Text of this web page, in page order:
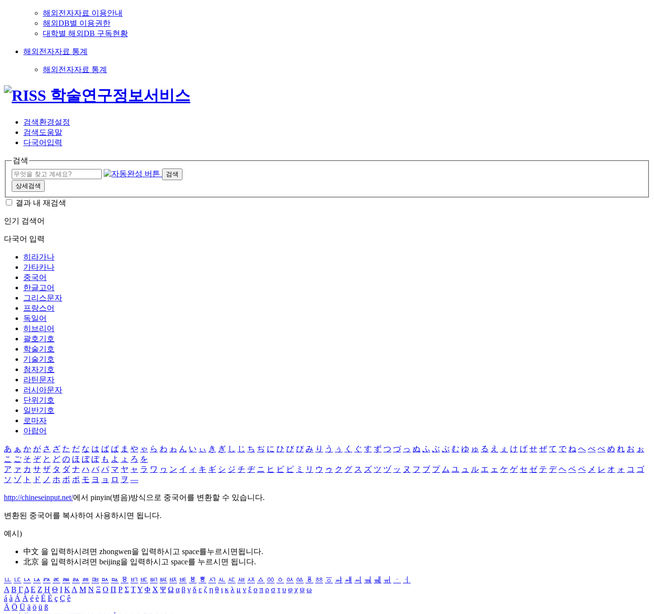
해외전자자료 이용안내
해외DB별 이용권한
대학별 해외DB 구독현황
해외전자자료 통계
해외전자자료 통계
검색환경설정
검색도움말
다국어입력
검색
검색
상세검색
결과 내 재검색
인기 검색어
다국어 입력
히라가나
가타카나
중국어
한글고어
그리스문자
프랑스어
독일어
히브리어
괄호기호
학술기호
기술기호
첨자기호
라틴문자
러시아문자
단위기호
일반기호
로마자
아랍어
あ ぁ か が さ ざ た だ な は ば ぱ ま や ゃ ら わ ゎ ん い ぃ き ぎ し じ ち ぢ に ひ び ぴ み り う ぅ く ぐ す ず つ づ っ ぬ ふ ぶ ぷ む ゆ ゅ る え ぇ け げ せ ぜ て で ね へ べ ぺ め れ お ぉ
こ ご そ ぞ と ど の ほ ぼ ぽ も よ ょ ろ を
ア ァ カ サ ザ タ ダ ナ ハ バ パ マ ヤ ャ ラ ワ ヮ ン イ ィ キ ギ シ ジ チ ヂ ニ ヒ ビ ピ ミ リ ウ ゥ ク グ ス ズ ツ ヅ ッ ヌ フ ブ プ ム ユ ュ ル エ ェ ケ ゲ セ ゼ テ デ ヘ ベ ペ メ レ オ ォ コ ゴ
ソ ゾ ト ド ノ ホ ボ ポ モ ヨ ョ ロ ヲ ―
http://chineseinput.net/에서 pinyin(병음)방식으로 중국어를 변환할 수 있습니다.
변환된 중국어를 복사하여 사용하시면 됩니다.
예시)
中文 을 입력하시려면 zhongwen을 입력하시고 space를누르시면됩니다.
北京 을 입력하시려면 beijing을 입력하시고 space를 누르시면 됩니다.
ㅥ ㅦ ㅧ ㅨ ㅩ ㅪ ㅫ ㅬ ㅭ ㅮ ㅯ ㅰ ㅱ ㅲ ㅳ ㅴ ㅵ ㅶ ㅷ ㅸ ㅹ ㅺ ㅻ ㅼ ㅽ ㅾ ㅿ ㆀ ㆁ ㆂ ㆃ ㆄ ㆅ ㆆ ㆇ ㆈ ㆉ ㆊ ㆋ ㆌ ㆍ
ㆎ
Α Β ΓΔ Ε Ζ Η Θ Ι ΚΛ Μ Ν Ξ Ο Π Ρ Σ ΤΥ Φ Χ Ψ Ω α β γ δ ε ζ η θ ι κ λ μ ν ξ ο π ρ σ τ υ φ χ ψ ω
á à Á À é è É È ç Ç ê
Ä Ö Ü ä ö ü ß